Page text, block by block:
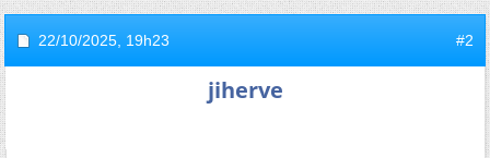
22/10/2025, 19h23 #2
jiherve